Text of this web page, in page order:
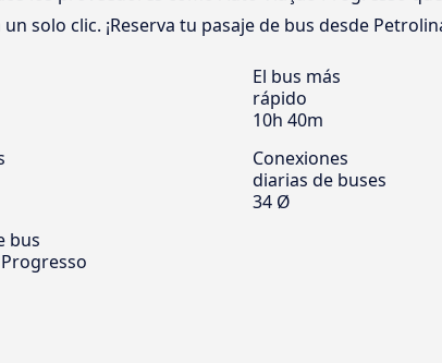
un solo clic. ¡Reserva tu pasaje de bus desde
El bus más
rápido
10h 40m
Conexiones
diarias de buses
34 Ø
bus